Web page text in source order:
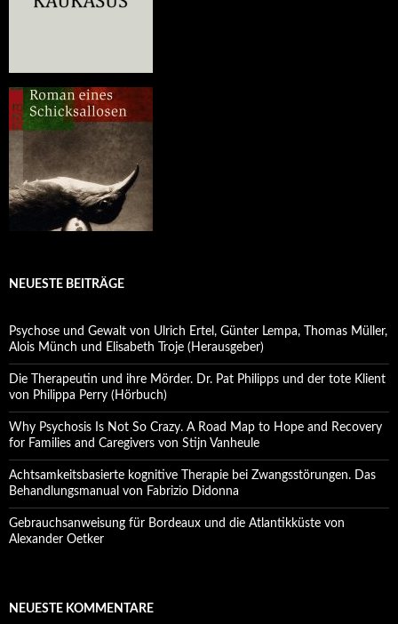
NEUESTE BEITRÄGE
Psychose und Gewalt von Ulrich Ertel, Günter Lempa, Thomas Müller,
Alois Münch und Elisabeth Troje (Herausgeber)
Die Therapeutin und ihre Mörder. Dr. Pat Philipps und der tote Klient
von Philippa Perry (Hörbuch)
Why Psychosis Is Not So Crazy. A Road Map to Hope and Recovery
for Families and Caregivers von Stijn Vanheule
Achtsamkeitsbasierte kognitive Therapie bei Zwangsstörungen. Das
Behandlungsmanual von Fabrizio Didonna
Gebrauchsanweisung für Bordeaux und die Atlantikküste von
Alexander Oetker
NEUESTE KOMMENTARE